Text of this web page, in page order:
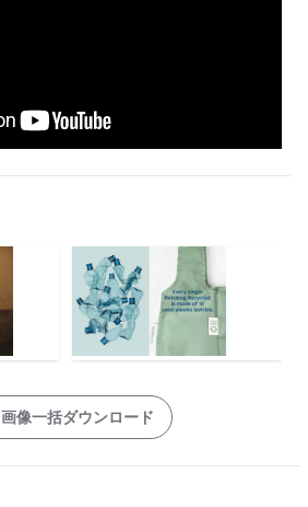
画像一括ダウンロード